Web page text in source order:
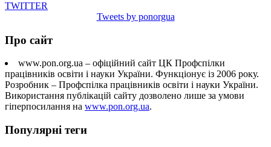
TWITTER
Tweets by ponorgua
Про сайт
www.pon.org.ua – офіційний сайт ЦК Профспілки
працівників освіти і науки України. Функціонує із 2006 року.
Розробник – Профспілка працівників освіти і науки України.
Використання публікацій сайту дозволено лише за умови
гіперпосилання на www.pon.org.ua.
Популярні теги